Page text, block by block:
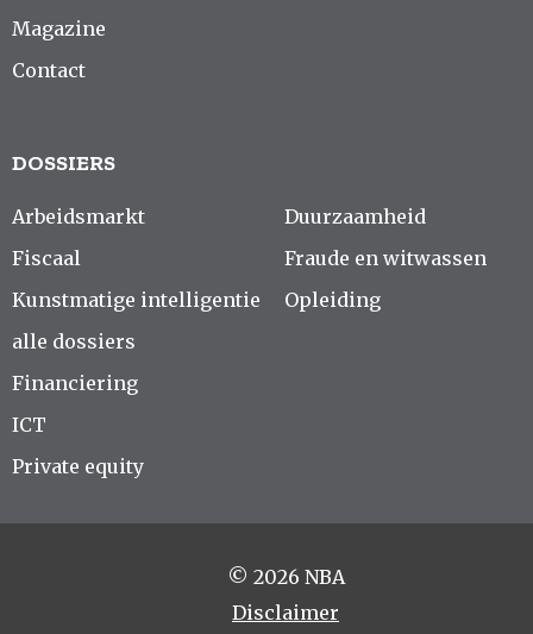
Magazine
Contact
DOSSIERS
Arbeidsmarkt
Fiscaal
Kunstmatige intelligentie
alle dossiers
Duurzaamheid
Fraude en witwassen
Opleiding
Financiering
ICT
Private equity
© 2026 NBA
Disclaimer